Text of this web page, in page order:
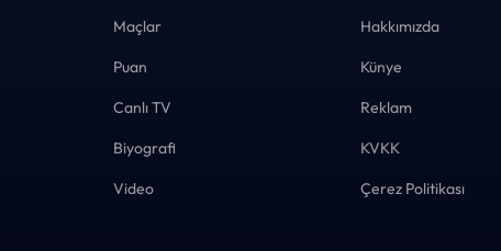
Maçlar
Puan
Canlı TV
Biyografi
Video
Hakkımızda
Künye
Reklam
KVKK
Çerez Politikası